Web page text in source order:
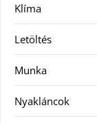
Klíma
Letöltés
Munka
Nyakláncok